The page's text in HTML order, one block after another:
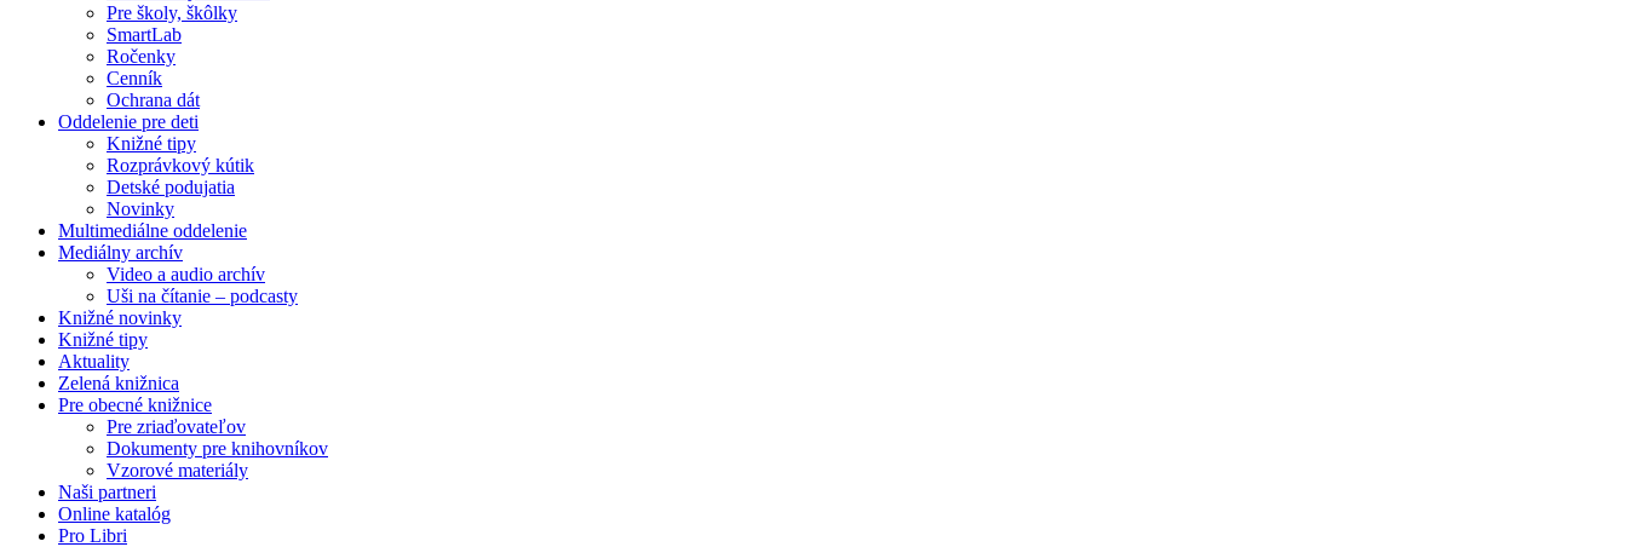
Pre školy, škôlky
SmartLab
Ročenky
Cenník
Ochrana dát
Oddelenie pre deti
Knižné tipy
Rozprávkový kútik
Detské podujatia
Novinky
Multimediálne oddelenie
Mediálny archív
Video a audio archív
Uši na čítanie – podcasty
Knižné novinky
Knižné tipy
Aktuality
Zelená knižnica
Pre obecné knižnice
Pre zriaďovateľov
Dokumenty pre knihovníkov
Vzorové materiály
Naši partneri
Online katalóg
Pro Libri